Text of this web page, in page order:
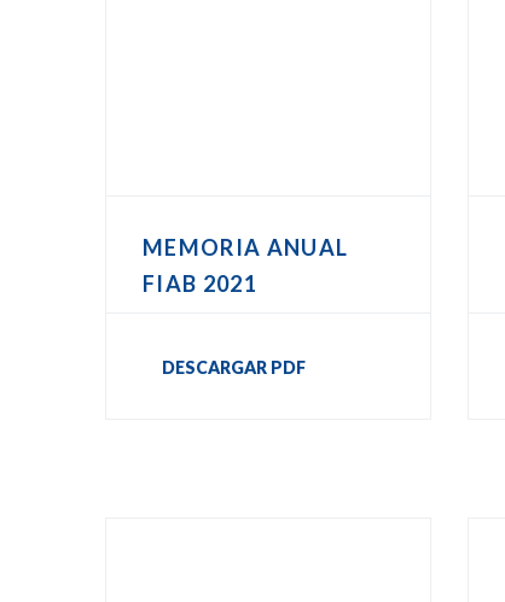
MEMORIA ANUAL
FIAB 2021
DESCARGAR PDF